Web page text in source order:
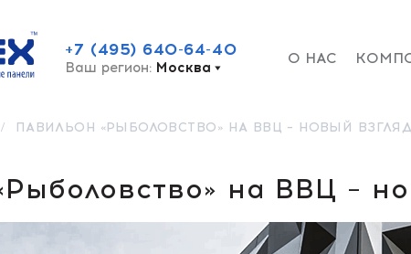
+7 (495) 640-64-40
Ваш регион: Москва
О НАС
/ ПАВИЛЬОН «РЫБОЛОВСТВО» НА ВВЦ – НОВЫЙ
на ВВЦ –